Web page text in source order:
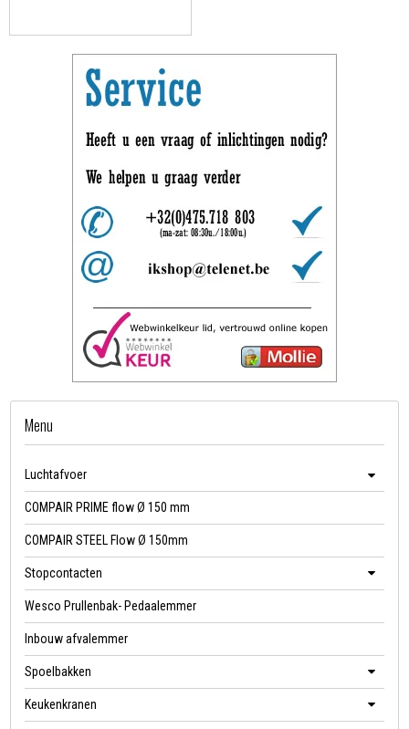
Menu
Luchtafvoer
COMPAIR PRIME flow Ø 150 mm
COMPAIR STEEL Flow Ø 150mm
Stopcontacten
Wesco Prullenbak- Pedaalemmer
Inbouw afvalemmer
Spoelbakken
Keukenkranen